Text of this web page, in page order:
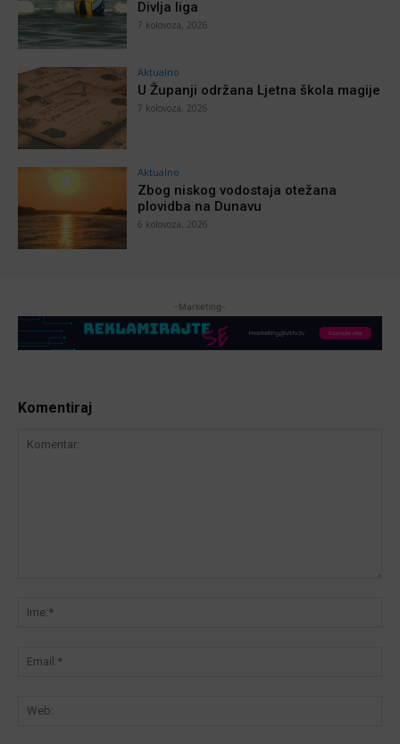
Divlja liga
7 kolovoza, 2026
Aktualno
U Županji održana Ljetna škola magije
7 kolovoza, 2026
Aktualno
Zbog niskog vodostaja otežana
plovidba na Dunavu
6 kolovoza, 2026
-Marketing-
Komentiraj